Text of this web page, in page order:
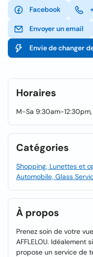
Facebook
Envoyer un email
Envie de changer
Horaires
M-Sa 9:30am-
Catégories
Shopping, Lunettes et
Automobile, Glass
À propos
Prenez soin de votre
AFFLELOU. Idéalement
propose un service de